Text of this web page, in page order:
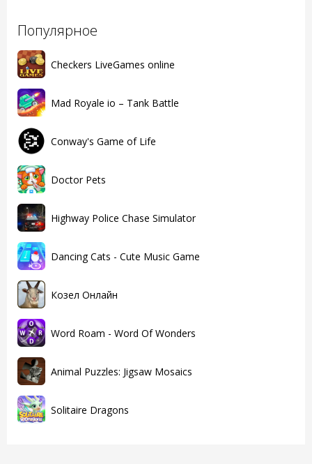
Популярное
Checkers LiveGames online
Mad Royale io – Tank Battle
Conway's Game of Life
Doctor Pets
Highway Police Chase Simulator
Dancing Cats - Cute Music Game
Козел Онлайн
Word Roam - Word Of Wonders
Animal Puzzles: Jigsaw Mosaics
Solitaire Dragons